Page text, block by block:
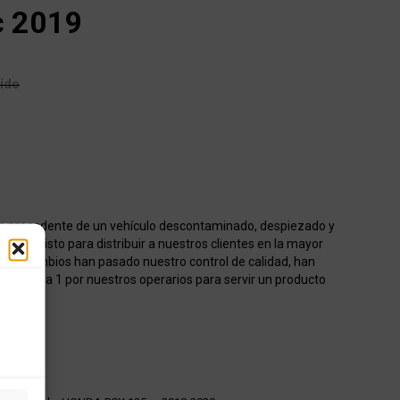
2019
procedente de un vehículo descontaminado, despiezado y
listo para distribuir a nuestros clientes en la mayor
recambios han pasado nuestro control de calidad, han
1 a 1 por nuestros operarios para servir un producto